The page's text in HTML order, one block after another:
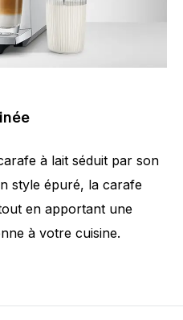
à lait séduit par son
style épuré, la carafe
en apportant une
à votre cuisine.